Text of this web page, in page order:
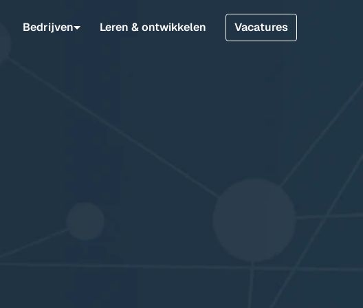
Bedrijven Leren & ontwikkelen Vacatures